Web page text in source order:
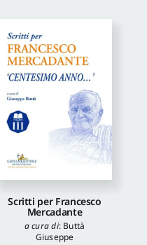
Scritti per Francesco
Mercadante
a cura di: Buttà
Giuseppe